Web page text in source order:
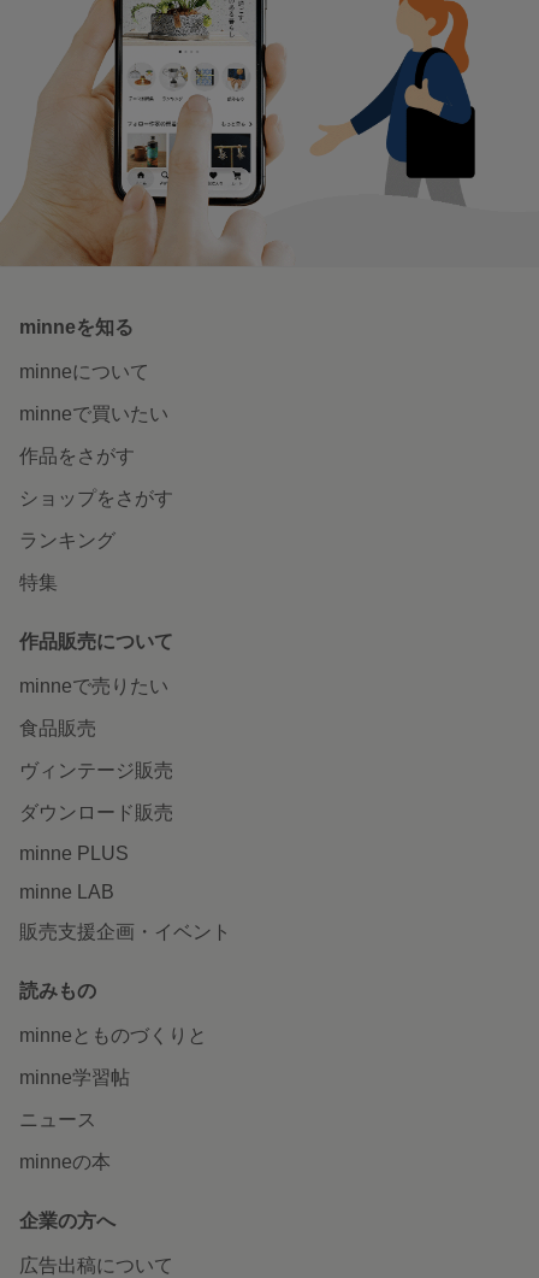
minneを知る
minneについて
minneで買いたい
作品をさがす
ショップをさがす
ランキング
特集
作品販売について
minneで売りたい
食品販売
ヴィンテージ販売
ダウンロード販売
minne PLUS
minne LAB
販売支援企画・イベント
読みもの
minneとものづくりと
minne学習帖
ニュース
minneの本
企業の方へ
広告出稿について